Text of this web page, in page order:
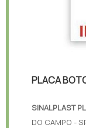
PLACA
SINALPLAST
DO CAMPO -